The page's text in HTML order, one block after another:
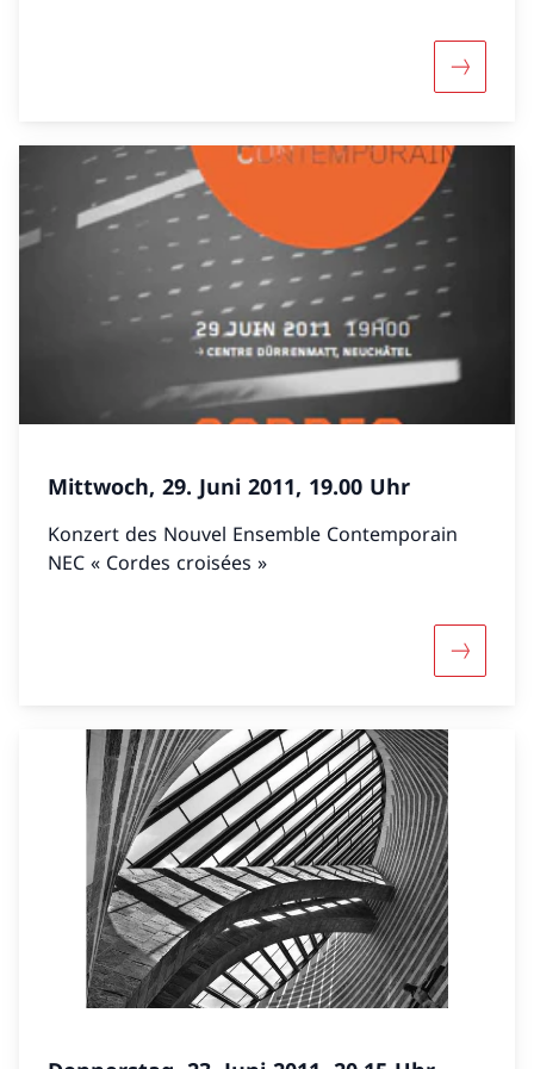
Mehr
Mittwoch, 29. Juni 2011, 19.00 Uhr
Konzert des Nouvel Ensemble Contemporain
NEC « Cordes croisées »
Mehr